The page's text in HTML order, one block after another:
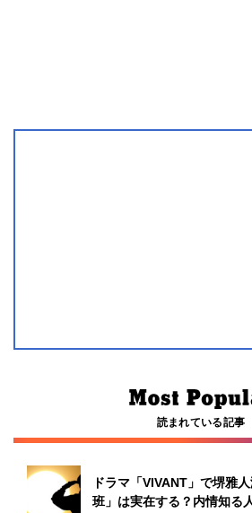
読まれている記事
ドラマ「VIVANT」で堺雅
班」は実在する？内情知る